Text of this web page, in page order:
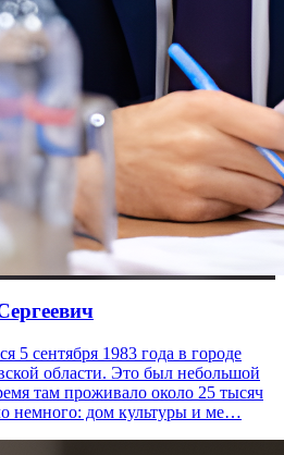
сентября 1983 года в городе
области. Это был небольшой
там проживало около 25 тысяч
немного: дом культуры и ме…